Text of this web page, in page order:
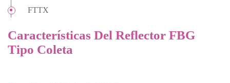
FTTX
Características Del Reflector FBG
Tipo Coleta